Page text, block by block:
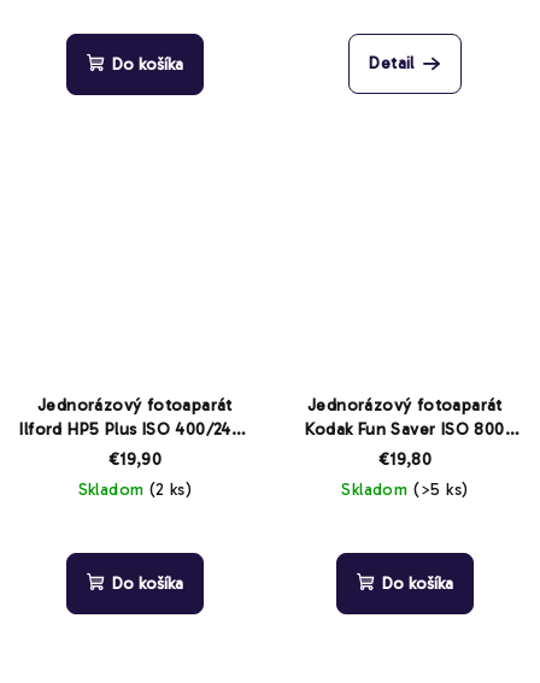
Do košíka Detail
Jednorázový fotoaparát
Ilford HP5 Plus ISO 400/24+3
s bleskom
€19,90
Skladom (2 ks)
Do košíka
Jednorázový fotoaparát
Kodak Fun Saver ISO 800
27+12 snímkov
€19,80
Skladom (>5 ks)
Do košíka